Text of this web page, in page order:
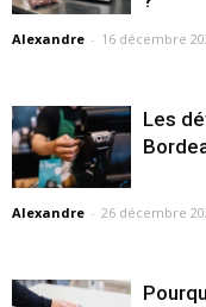
Alexandre - 16 décembre
Les
Alexandre - 26 décembre